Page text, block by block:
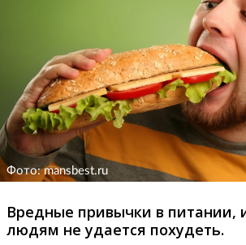
Фото: mansbest.ru
Вредные привычки в питании,
людям не удается похудеть.